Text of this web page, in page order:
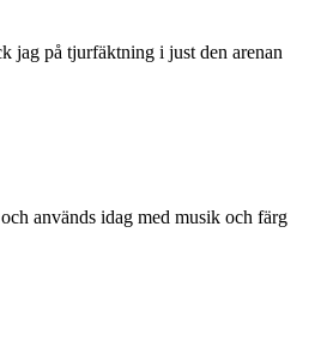
jag på tjurfäktning i just den arenan
används idag med musik och färg